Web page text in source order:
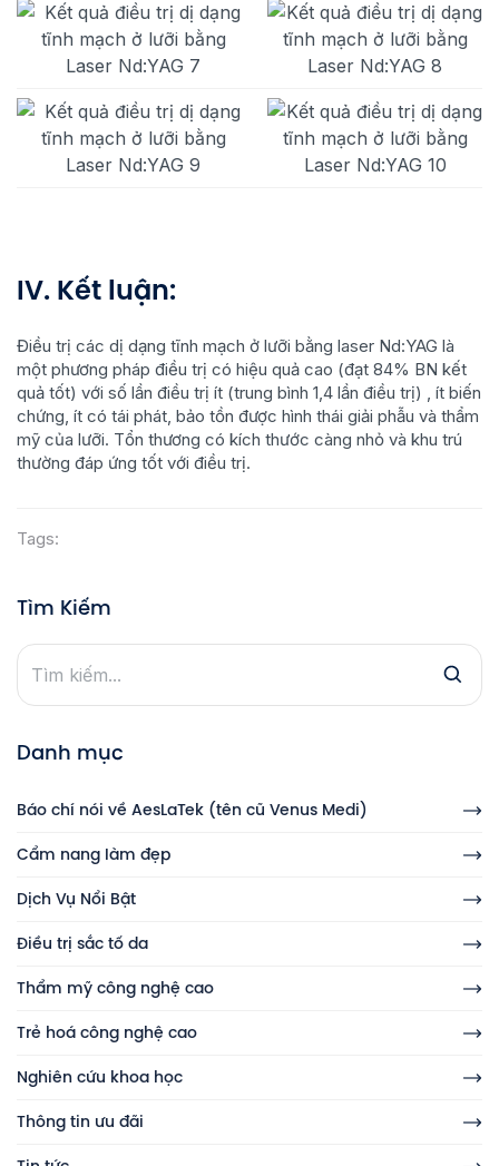
IV. Kết luận:
Điều trị các dị dạng tĩnh mạch ở lưỡi bằng laser Nd:YAG là
một phương pháp điều trị có hiệu quả cao (đạt 84% BN kết
quả tốt) với số lần điều trị ít (trung bình 1,4 lần điều trị) , ít biến
chứng, ít có tái phát, bảo tồn được hình thái giải phẫu và thẩm
mỹ của lưỡi. Tổn thương có kích thước càng nhỏ và khu trú
thường đáp ứng tốt với điều trị.
Tags:
Tìm Kiếm
Danh mục
Báo chí nói về AesLaTek (tên cũ Venus Medi)
Cẩm nang làm đẹp
Dịch Vụ Nổi Bật
Điều trị sắc tố da
Thẩm mỹ công nghệ cao
Trẻ hoá công nghệ cao
Nghiên cứu khoa học
Thông tin ưu đãi